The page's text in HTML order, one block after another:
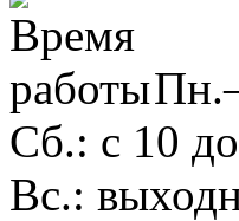
Сб.: с 10
Вс.: